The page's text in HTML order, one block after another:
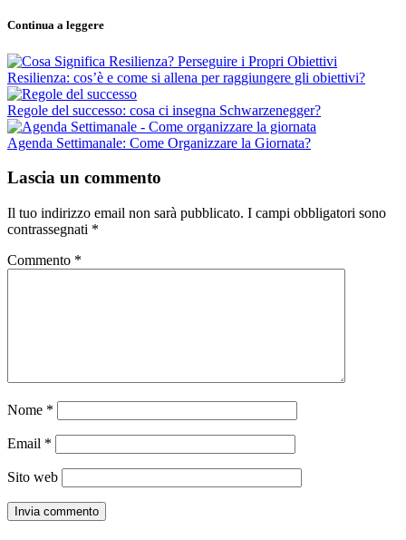
Continua a leggere
Resilienza: cos’è e come si allena per raggiungere gli obiettivi?
Regole del successo: cosa ci insegna Schwarzenegger?
Agenda Settimanale: Come Organizzare la Giornata?
Lascia un commento
Il tuo indirizzo email non sarà pubblicato. I campi obbligatori sono
contrassegnati *
Commento *
Nome *
Email *
Sito web